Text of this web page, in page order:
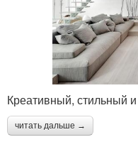
Креативный, стильный
читать дальше →